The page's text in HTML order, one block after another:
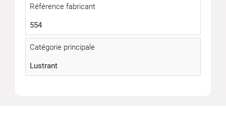
Référence fabricant
554
Catégorie principale
Lustrant